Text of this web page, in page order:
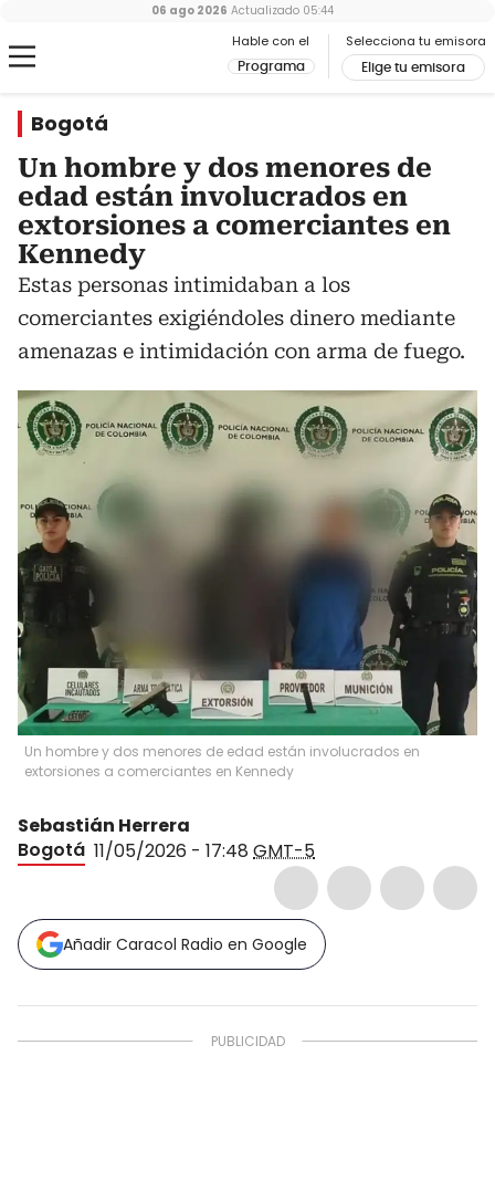
Hable con el
Programa
Selecciona tu emisora
Elige tu emisora
06 ago 2026 Actualizado 05:44
Bogotá
Un hombre y dos menores de
edad están involucrados en
extorsiones a comerciantes en
Kennedy
Estas personas intimidaban a los
comerciantes exigiéndoles dinero mediante
amenazas e intimidación con arma de fuego.
Un hombre y dos menores de edad están involucrados en
extorsiones a comerciantes en Kennedy
Sebastián Herrera
Bogotá 11/05/2026 - 17:48 GMT-5
Añadir Caracol Radio en Google